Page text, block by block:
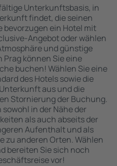
Unterkunftsbasis, in
findet, die seinen
ein Hotel mit
Angebot oder wählen
und günstige
können Sie eine
buchen! Wählen Sie eine
des Hotels sowie die
aus und die
Stornierung der Buchung.
in der Nähe der
als auch abseits der
Aufenthalt und als
zu anderen Orten. Wählen
bereiten Sie sich noch
vor!